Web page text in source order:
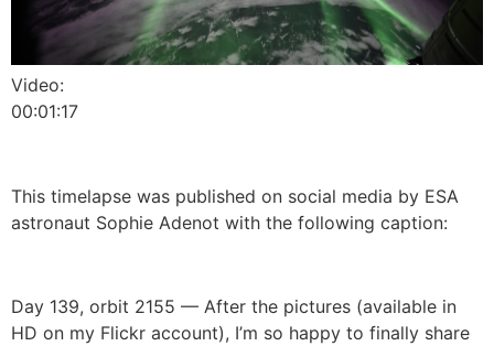
Video:
00:01:17
This timelapse was published on social media by ESA
astronaut Sophie Adenot with the following caption:
Day 139, orbit 2155 — After the pictures (available in
HD on my Flickr account), I’m so happy to finally share